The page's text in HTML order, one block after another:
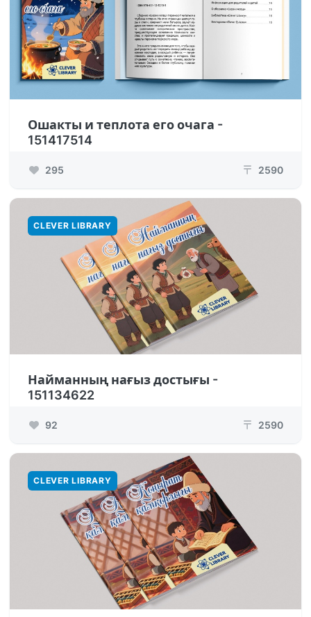
Ошакты и теплота его очага -
151417514
295 ₸ 2590
CLEVER LIBRARY
Найманның нағыз достығы -
151134622
92 ₸ 2590
CLEVER LIBRARY